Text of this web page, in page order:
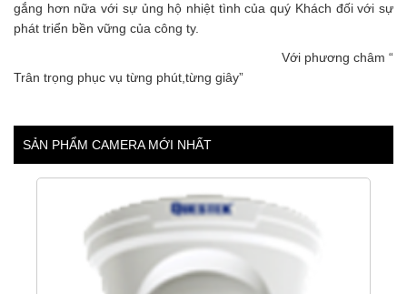
gắng hơn nữa với sự ủng hộ nhiệt tình của quý Khách đối với sự
phát triển bền vững của công ty.
Với phương châm “
Trân trọng phục vụ từng phút,từng giây”
SẢN PHẨM CAMERA MỚI NHẤT